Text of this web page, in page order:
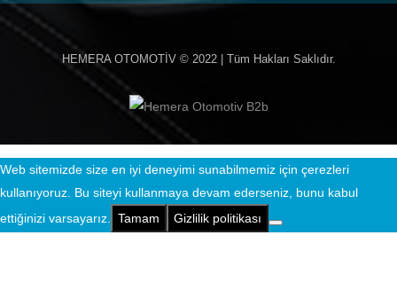
HEMERA OTOMOTİV© 2022 | Tüm Hakları Saklıdır.
Web sitemizde size en iyi deneyimi sunabilmemiz için çerezleri
kullanıyoruz. Bu siteyi kullanmaya devam ederseniz, bunu kabul
ettiğinizi varsayarız.
Tamam Gizlilik politikası